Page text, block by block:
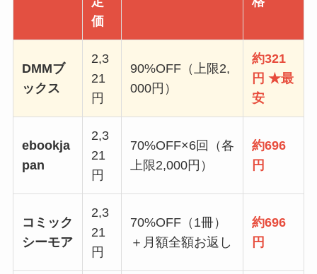
価
DMMブ
ックス
2,3
21
円
90%OFF（上限2,
000円）
約321
円 ★最
安
ebookja
pan
2,3
21
円
70%OFF×6回（各
上限2,000円）
約696
円
コミック
シーモア
2,3
21
円
70%OFF（1冊）
＋月額全額お返し
約696
円